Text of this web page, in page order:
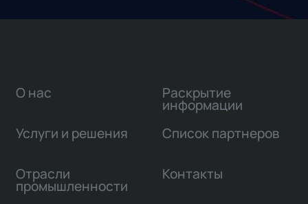
О нас
Услуги и решения
Отрасли
промышленности
Раскрытие
информации
Список партнеров
Контакты